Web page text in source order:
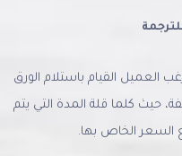
العميل القيام باستلام الورق
حيث كلما قلة المدة التي يتم
السعر الخاص بها.